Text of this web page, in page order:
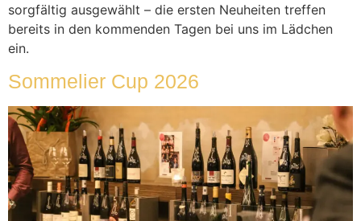
sorgfältig ausgewählt – die ersten Neuheiten treffen
bereits in den kommenden Tagen bei uns im Lädchen
ein.
Sommelier Cup 2026